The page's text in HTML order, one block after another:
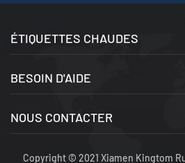
ÉTIQUETTES CHAUDES
BESOIN D'AIDE
NOUS CONTACTER
Copyright © 2021 Xiamen Kingtom